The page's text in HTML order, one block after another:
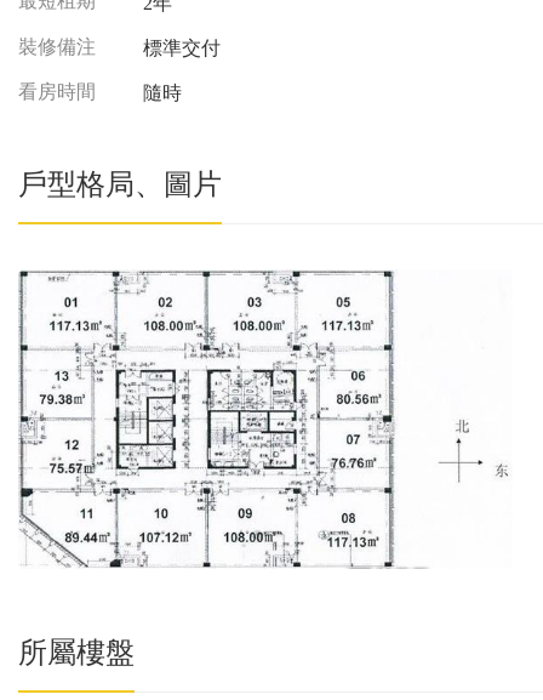
裝修備注 標準交付
看房時間 隨時
戶型格局、圖片
所屬樓盤